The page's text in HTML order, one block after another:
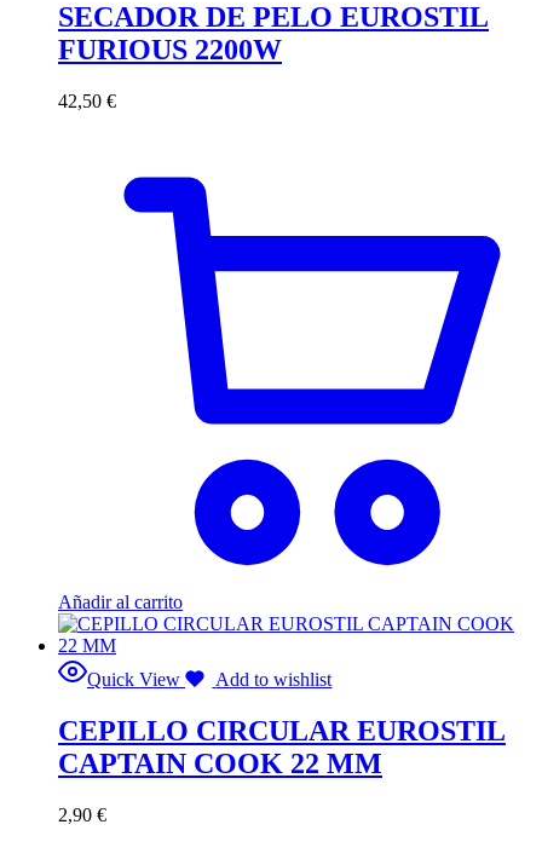
SECADOR DE PELO EUROSTIL
FURIOUS 2200W
42,50 €
Añadir al carrito
Quick View Add to wishlist
CEPILLO CIRCULAR EUROSTIL
CAPTAIN COOK 22 MM
2,90 €